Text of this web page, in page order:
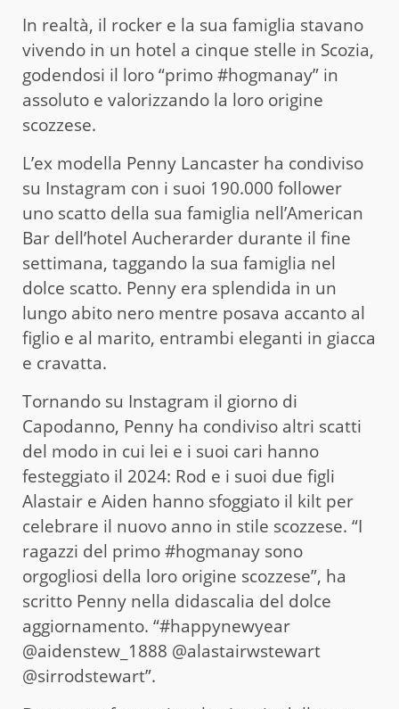
In realtà, il rocker e la sua famiglia stavano
vivendo in un hotel a cinque stelle in Scozia,
godendosi il loro “primo #hogmanay” in
assoluto e valorizzando la loro origine
scozzese.
L’ex modella Penny Lancaster ha condiviso
su Instagram con i suoi 190.000 follower
uno scatto della sua famiglia nell’American
Bar dell’hotel Aucherarder durante il fine
settimana, taggando la sua famiglia nel
dolce scatto. Penny era splendida in un
lungo abito nero mentre posava accanto al
figlio e al marito, entrambi eleganti in giacca
e cravatta.
Tornando su Instagram il giorno di
Capodanno, Penny ha condiviso altri scatti
del modo in cui lei e i suoi cari hanno
festeggiato il 2024: Rod e i suoi due figli
Alastair e Aiden hanno sfoggiato il kilt per
celebrare il nuovo anno in stile scozzese. “I
ragazzi del primo #hogmanay sono
orgogliosi della loro origine scozzese”, ha
scritto Penny nella didascalia del dolce
aggiornamento. “#happynewyear
@aidenstew_1888 @alastairwstewart
@sirrodstewart”.